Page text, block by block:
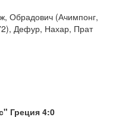
Обрадович (Ачимпонг,
Дефур, Нахар, Прат
Греция 4:0